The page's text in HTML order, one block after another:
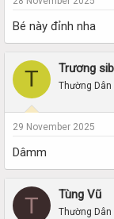
Bé này đỉnh nha
T Trương
Thường Dân
29 November 2025
Dâmm
T Tùng Vũ
Thường Dân